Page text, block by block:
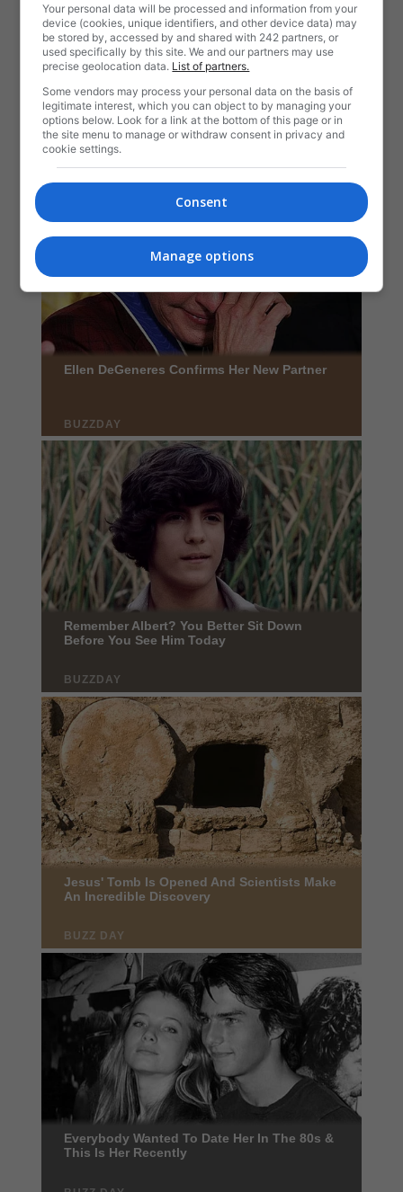
Your personal data will be processed and information from your
device (cookies, unique identifiers, and other device data) may
be stored by, accessed by and shared with 242 partners, or
used specifically by this site. We and our partners may use
precise geolocation data. List of partners.
Some vendors may process your personal data on the basis of
legitimate interest, which you can object to by managing your
options below. Look for a link at the bottom of this page or in
the site menu to manage or withdraw consent in privacy and
cookie settings.
Consent
Manage options